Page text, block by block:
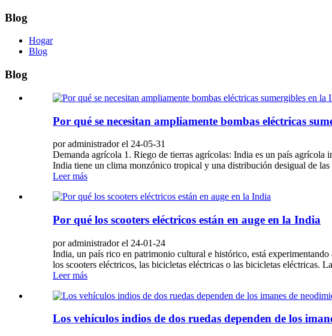
Blog
Hogar
Blog
Blog
Por qué se necesitan ampliamente bombas eléctricas
por administrador el 24-05-31
Demanda agrícola 1. Riego de tierras agrícolas: India es un país
India tiene un clima monzónico tropical y una distribución desigual de las
Leer más
Por qué los scooters eléctricos están en auge en la India
por administrador el 24-01-24
India, un país rico en patrimonio cultural e histórico, está
los scooters eléctricos, las bicicletas eléctricas o las bicicletas eléctricas.
Leer más
Los vehículos indios de dos ruedas dependen de los